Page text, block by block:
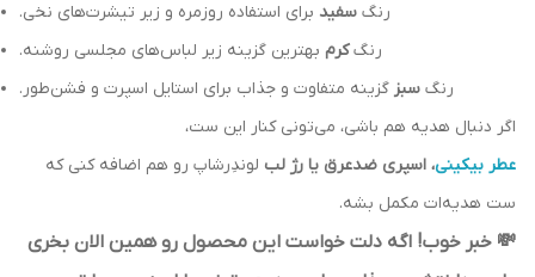
رنگ سفید برای استفاده روزمره و زیر تیشرت‌های نخی.
رنگکرم بهترین گزینه زیر لباس‌های مجلسی روشنه.
رنگ سبز گزینه‌ متفاوت و جذاب برای استایل اسپرت و فشن‌طور.
اگر دنبال هدیه هم باشی، می‌تونی کنار این ست،
عطر بیکینی، اسپری ضدعرق یا رژ لب لوندِرشاپ رو هم اضافه کنی که
ست هدیه‌ات مکمل بشه.
💸 خبر خوب! اگه دلت خواست این محصول رو همین الان بخری